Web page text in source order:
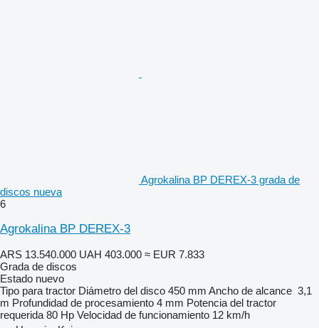
Agrokalina BP DEREX-3 grada de
discos nueva
6
Agrokalina BP DEREX-3
ARS 13.540.000 UAH 403.000 ≈ EUR 7.833
Grada de discos
Estado nuevo
Tipo para tractor Diámetro del disco 450 mm Ancho de alcance 3,1
m Profundidad de procesamiento 4 mm Potencia del tractor
requerida 80 Hp Velocidad de funcionamiento 12 km/h